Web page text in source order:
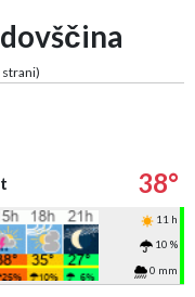
38°
11 h
10 %
0 mm